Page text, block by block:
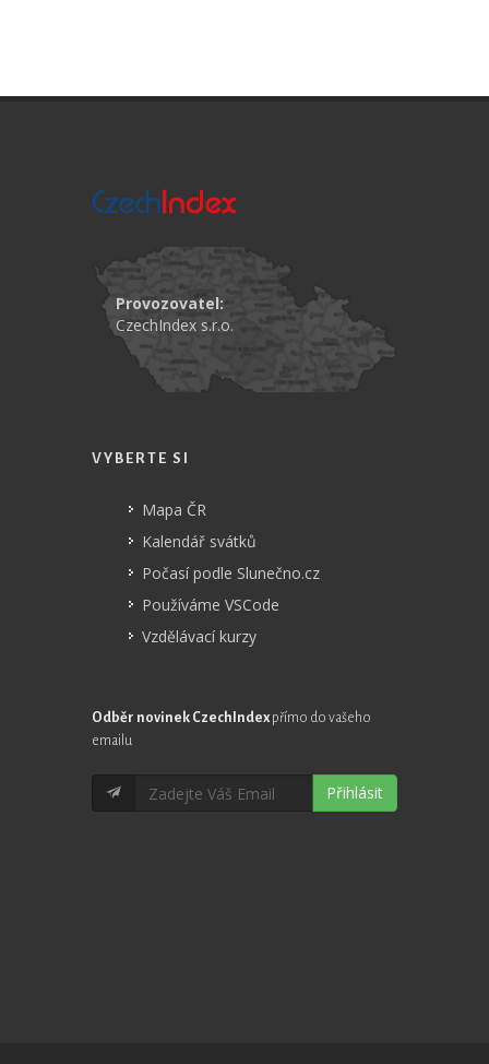
Provozovatel:
CzechIndex s.r.o.
VYBERTE SI
Mapa ČR
Kalendář svátků
Počasí podle Slunečno.cz
Používáme VSCode
Vzdělávací kurzy
Odběr novinek CzechIndex přímo do vašeho
emailu
Přihlásit